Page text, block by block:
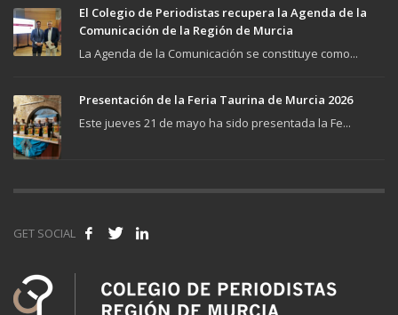
El Colegio de Periodistas recupera la Agenda de la
Comunicación de la Región de Murcia
La Agenda de la Comunicación se constituye como...
Presentación de la Feria Taurina de Murcia 2026
Este jueves 21 de mayo ha sido presentada la Fe...
GET SOCIAL